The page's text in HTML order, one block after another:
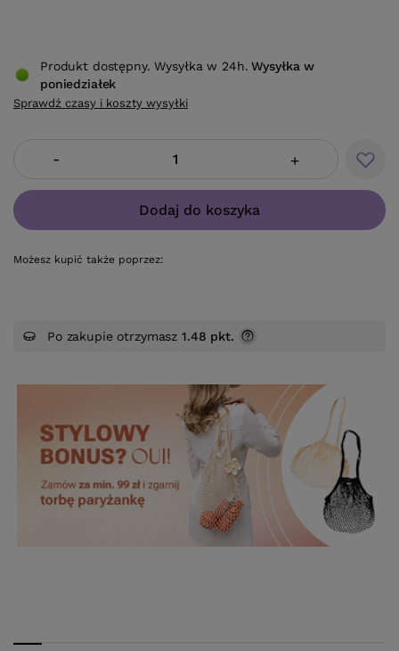
- +
Dodaj do koszyka
Możesz kupić także poprzez:
Produkt dostępny. Wysyłka w 24h. Wysyłkaw
poniedziałek
Sprawdź czasy i koszty wysyłki
Po zakupie otrzymasz1.48 pkt.